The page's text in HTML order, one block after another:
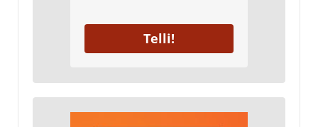
Telli!